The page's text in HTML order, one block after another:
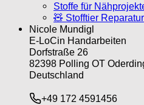
Stoffe für
🧸 Stofftier Reparatur
Nicole Mundigl
E-LoCin Handarbeiten
Dorfstraße 26
82398 Polling OT
Deutschland
+49 172 4591456